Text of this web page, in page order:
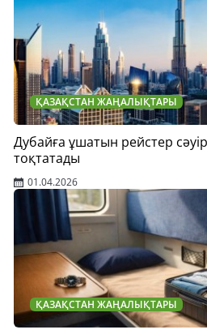
ҚАЗАҚСТАН ЖАҢАЛЫҚТАРЫ
Дубайға ұшатын рейстер
тоқтатады
01.04.2026
ҚАЗАҚСТАН ЖАҢАЛЫҚТАРЫ